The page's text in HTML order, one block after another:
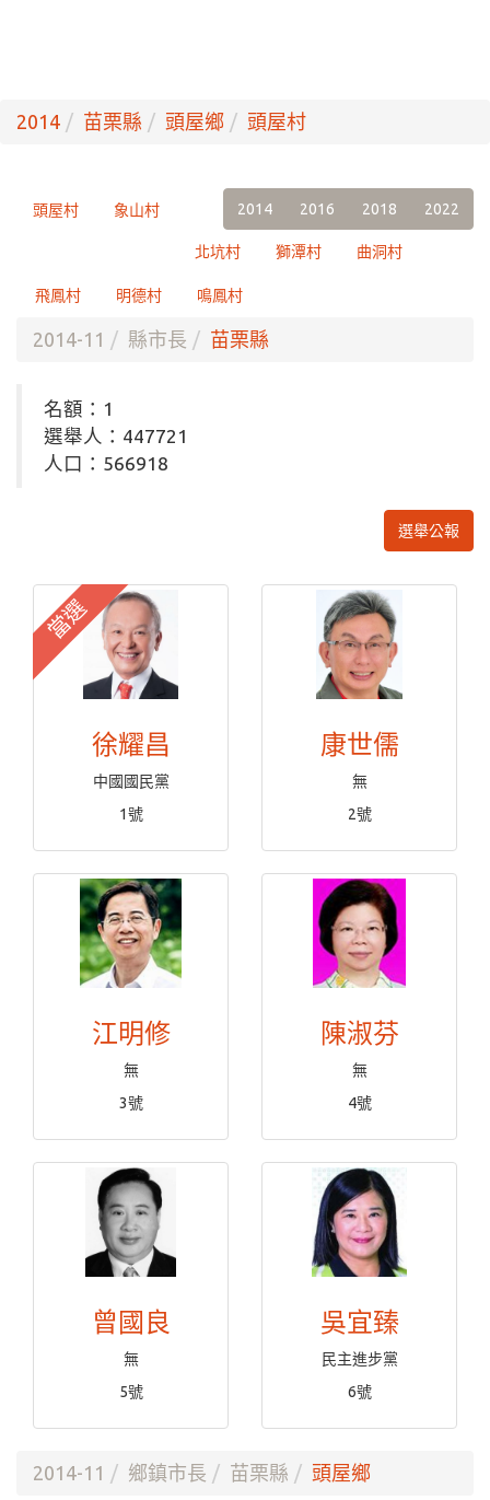
2014 苗栗縣 頭屋鄉 頭屋村
2014 2016 2018 2022
頭屋村 象山村
北坑村 獅潭村 曲洞村
飛鳳村 明德村 鳴鳳村
2014-11 縣市長 苗栗縣
名額：1
選舉人：447721
人口：566918
選舉公報
當選
徐耀昌
中國國民黨
1號
康世儒
無
2號
江明修
無
3號
陳淑芬
無
4號
曾國良
無
5號
吳宜臻
民主進步黨
6號
2014-11 鄉鎮市長 苗栗縣 頭屋鄉